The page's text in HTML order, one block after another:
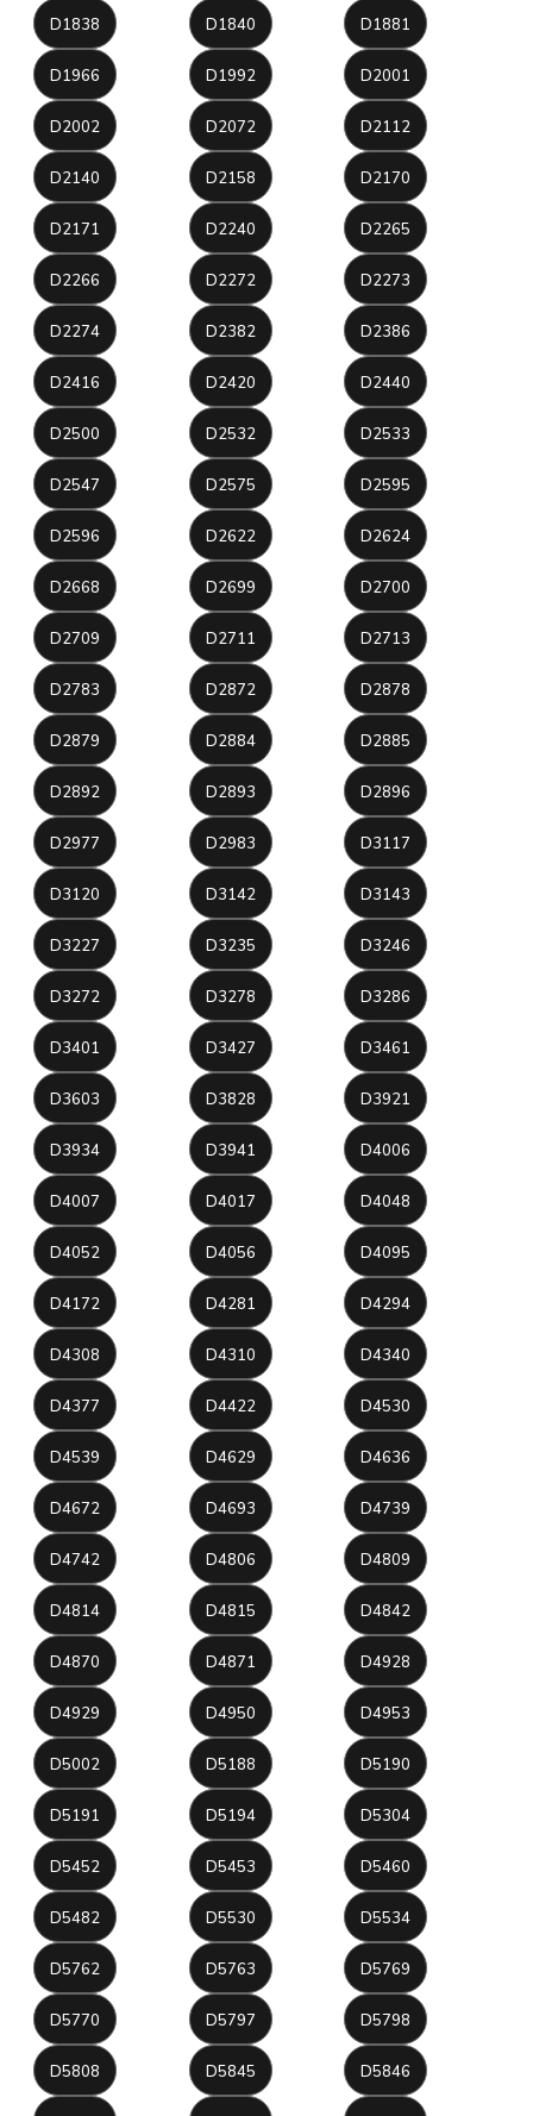
D1838 D1840 D1881
D1966 D1992 D2001
D2002 D2072 D2112
D2140 D2158 D2170
D2171 D2240 D2265
D2266 D2272 D2273
D2274 D2382 D2386
D2416 D2420 D2440
D2500 D2532 D2533
D2547 D2575 D2595
D2596 D2622 D2624
D2668 D2699 D2700
D2709 D2711 D2713
D2783 D2872 D2878
D2879 D2884 D2885
D2892 D2893 D2896
D2977 D2983 D3117
D3120 D3142 D3143
D3227 D3235 D3246
D3272 D3278 D3286
D3401 D3427 D3461
D3603 D3828 D3921
D3934 D3941 D4006
D4007 D4017 D4048
D4052 D4056 D4095
D4172 D4281 D4294
D4308 D4310 D4340
D4377 D4422 D4530
D4539 D4629 D4636
D4672 D4693 D4739
D4742 D4806 D4809
D4814 D4815 D4842
D4870 D4871 D4928
D4929 D4950 D4953
D5002 D5188 D5190
D5191 D5194 D5304
D5452 D5453 D5460
D5482 D5530 D5534
D5762 D5763 D5769
D5770 D5797 D5798
D5808 D5845 D5846